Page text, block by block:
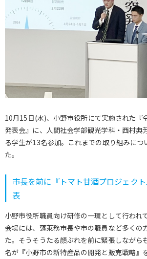
10月15日(水)、小野市役所にて実施された『
発表会』に、人間社会学部観光学科・西村典
る学生が13名参加。これまでの取り組みにつ
た。
市長を前に『トマト甘酒プロジェク
表
小野市役所職員向け研修の一環として行われ
会場には、蓬萊務市長や市の職員など多くの
た。そうそうたる顔ぶれを前に緊張しながら
名が『小野市の新特産品の開発と販売戦略』